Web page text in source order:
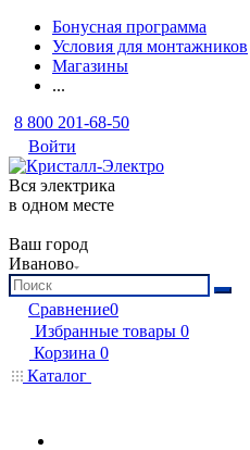
Бонусная программа
Условия для монтажников
Магазины
...
8 800 201-68-50
Войти
Вся электрика
в одном месте
Ваш город
Иваново
Сравнение0
Избранные товары 0
Корзина 0
Каталог